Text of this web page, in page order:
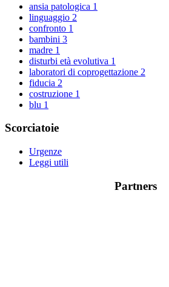
ansia patologica 1
linguaggio 2
confronto 1
bambini 3
madre 1
disturbi età evolutiva 1
laboratori di coprogettazione 2
fiducia 2
costruzione 1
blu 1
Scorciatoie
Urgenze
Leggi utili
Partners